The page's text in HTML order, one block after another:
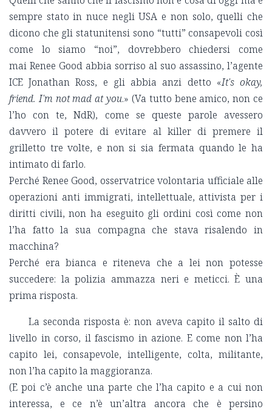
sempre stato in nuce negli USA e non solo, quelli che
dicono che gli statunitensi sono “tutti” consapevoli così
come lo siamo “noi”, dovrebbero chiedersi come
mai Renee Good abbia sorriso al suo assassino, l’agente
ICE Jonathan Ross, e gli abbia anzi detto «It's okay,
friend. I'm not mad at you.» (Va tutto bene amico, non ce
l’ho con te, NdR), come se queste parole avessero
davvero il potere di evitare al killer di premere il
grilletto tre volte, e non si sia fermata quando le ha
intimato di farlo.
Perché Renee Good, osservatrice volontaria ufficiale alle
operazioni anti immigrati, intellettuale, attivista per i
diritti civili, non ha eseguito gli ordini così come non
l’ha fatto la sua compagna che stava risalendo in
macchina?
Perché era bianca e riteneva che a lei non potesse
succedere: la polizia ammazza neri e meticci. È una
prima risposta.
La seconda risposta è: non aveva capito il salto di
livello in corso, il fascismo in azione. E come non l’ha
capito lei, consapevole, intelligente, colta, militante,
non l’ha capito la maggioranza.
(E poi c’è anche una parte che l’ha capito e a cui non
interessa, e ce n’è un’altra ancora che è persino